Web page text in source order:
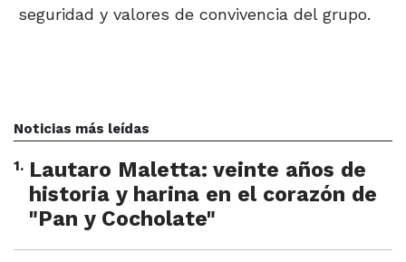
seguridad y valores de convivencia del grupo.
Noticias más leídas
1. Lautaro Maletta: veinte años de
historia y harina en el corazón de
"Pan y Cocholate"